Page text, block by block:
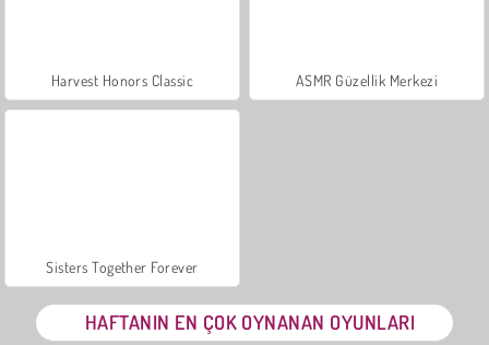
Harvest Honors Classic ASMR Güzellik Merkezi
Sisters Together Forever
HAFTANIN EN ÇOK OYNANAN OYUNLARI